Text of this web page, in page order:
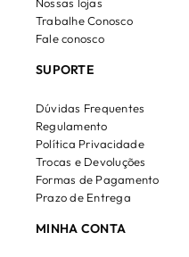
Trabalhe Conosco
Fale conosco
SUPORTE
Dúvidas Frequentes
Regulamento
Política Privacidade
Trocas e Devoluções
Formas de Pagamento
Prazo de Entrega
MINHA CONTA